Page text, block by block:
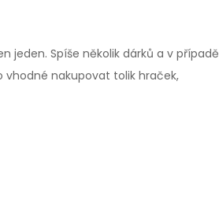
jeden. Spíše několik dárků a v případě
nakupovat tolik hraček,